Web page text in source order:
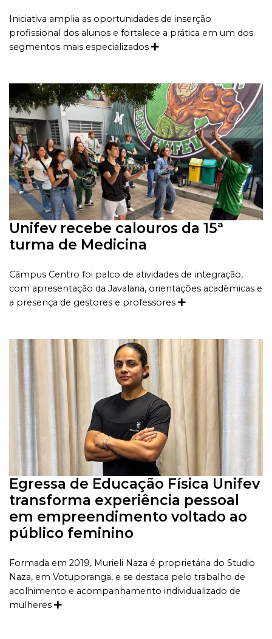
Iniciativa amplia as oportunidades de inserção
profissional dos alunos e fortalece a prática em um dos
segmentos mais especializados
Unifev recebe calouros da 15ª
turma de Medicina
Câmpus Centro foi palco de atividades de integração,
com apresentação da Javalaria, orientações acadêmicas e
a presença de gestores e professores
Egressa de Educação Física Unifev
transforma experiência pessoal
em empreendimento voltado ao
público feminino
Formada em 2019, Murieli Naza é proprietária do Studio
Naza, em Votuporanga, e se destaca pelo trabalho de
acolhimento e acompanhamento individualizado de
mulheres